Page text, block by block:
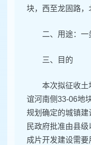
块，西至龙固路，
二、用途：一
三、目的
本次拟征收土
谊河南侧33-06地
规划确定的城镇建
民政府批准由县
成片开发建设需要